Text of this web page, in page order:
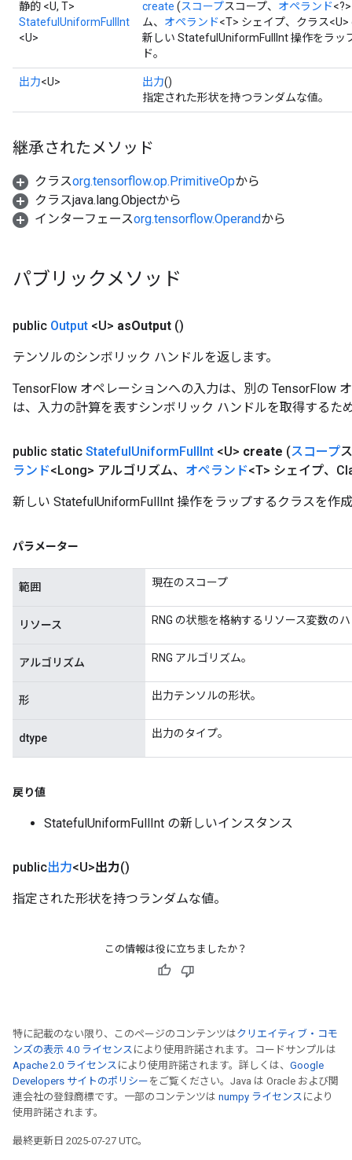
静的 <U, T>
StatefulUniformFullInt
<U>
create (スコープスコープ、 オペランド
ム、 オペランド<T> シェイプ、クラス
新しい StatefulUniformFullInt 操作をラッ
ド。
出力<U> 出力()
指定された形状を持つランダムな値。
継承されたメソッド
クラスorg.tensorflow.op.PrimitiveOpから
クラスjava.lang.Objectから
インターフェースorg.tensorflow.Operandから
パブリックメソッド
public Output <U> asOutput ()
テンソルのシンボリック ハンドルを返します。
TensorFlow オペレーションへの入力は、別の TensorFlow
は、入力の計算を表すシンボリック ハンドルを取得するた
public static StatefulUniformFullInt <U> create (スコープ
ランド<Long> アルゴリズム、 オペランド<T> シェイプ、
新しい StatefulUniformFullInt 操作をラップするクラスを作
パラメーター
範囲 現在のスコープ
リソース RNG の状態を格納するリソース変数の
アルゴリズム RNG アルゴリズム。
形 出力テンソルの形状。
dtype 出力のタイプ。
戻り値
StatefulUniformFullInt の新しいインスタンス
public出力<U>出力()
指定された形状を持つランダムな値。
この情報は役に立ちましたか？
特に記載のない限り、このページのコンテンツはクリエイティブ・コモ
ンズの表示 4.0 ライセンス により使用許諾されます。コードサンプルは
Apache 2.0 ライセンス により使用許諾されます。詳しくは、 Google
Developers サイトのポリシー をご覧ください。Java は Oracle および関
連会社の登録商標です。一部のコンテンツは numpy ライセンス により
使用許諾されます。
最終更新日 2025-07-27 UTC。